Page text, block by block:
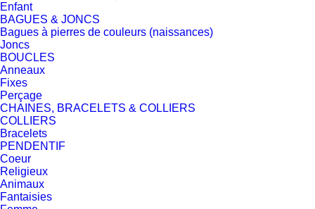
Enfant
BAGUES & JONCS
Bagues à pierres de couleurs (naissances)
Joncs
BOUCLES
Anneaux
Fixes
Perçage
CHAINES, BRACELETS & COLLIERS
COLLIERS
Bracelets
PENDENTIF
Coeur
Religieux
Animaux
Fantaisies